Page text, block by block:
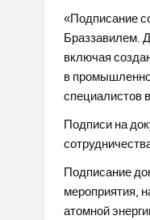
«Подписание
Браззавилем.
включая
в
специалистов
Подписи на
Подписание
мероприятия,
атомной